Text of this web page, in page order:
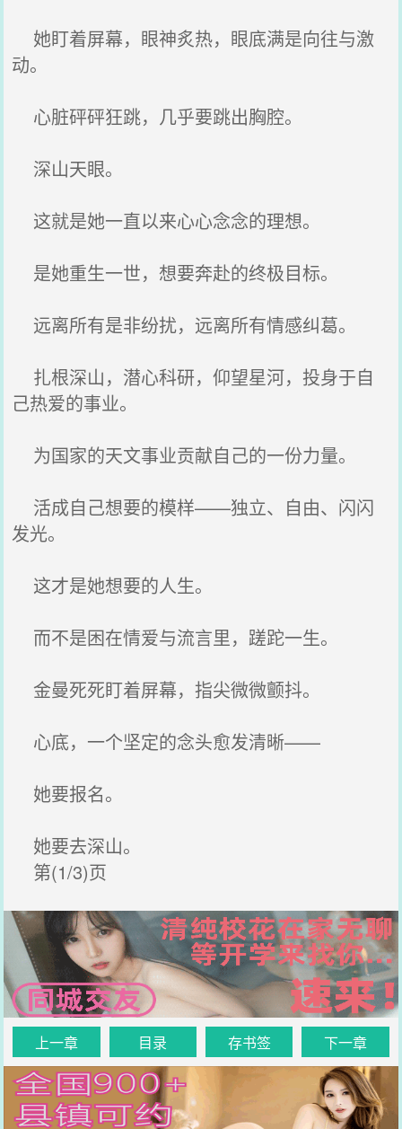
她盯着屏幕，眼神炙热，眼底满是向往与激
动。
心脏砰砰狂跳，几乎要跳出胸腔。
深山天眼。
这就是她一直以来心心念念的理想。
是她重生一世，想要奔赴的终极目标。
远离所有是非纷扰，远离所有情感纠葛。
扎根深山，潜心科研，仰望星河，投身于自
己热爱的事业。
为国家的天文事业贡献自己的一份力量。
活成自己想要的模样——独立、自由、闪闪
发光。
这才是她想要的人生。
而不是困在情爱与流言里，蹉跎一生。
金曼死死盯着屏幕，指尖微微颤抖。
心底，一个坚定的念头愈发清晰——
她要报名。
她要去深山。
第(1/3)页
上一章 目录 存书签 下一章